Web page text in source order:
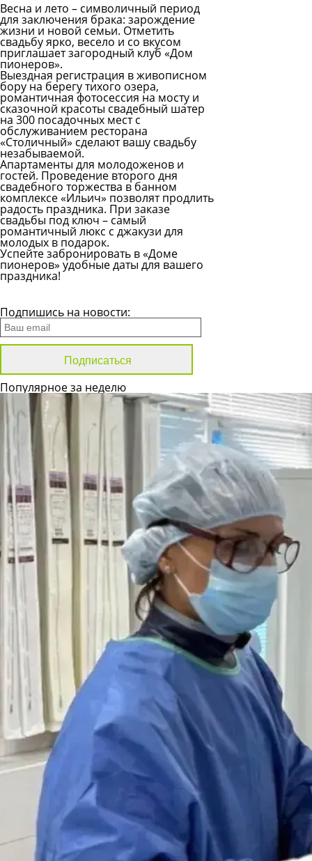
Весна и лето – символичный период
для заключения брака: зарождение
жизни и новой семьи. Отметить
свадьбу ярко, весело и со вкусом
приглашает загородный клуб «Дом
пионеров».
Выездная регистрация в живописном
бору на берегу тихого озера,
романтичная фотосессия на мосту и
сказочной красоты свадебный шатер
на 300 посадочных мест с
обслуживанием ресторана
«Столичный» сделают вашу свадьбу
незабываемой.
Апартаменты для молодоженов и
гостей. Проведение второго дня
свадебного торжества в банном
комплексе «Ильич» позволят продлить
радость праздника. При заказе
свадьбы под ключ – самый
романтичный люкс с джакузи для
молодых в подарок.
Успейте забронировать в «Доме
пионеров» удобные даты для вашего
праздника!
Подпишись на новости:
Популярное за неделю